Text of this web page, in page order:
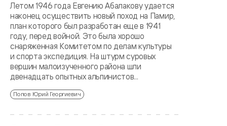
Летом 1946 года Евгению Абалакову удается
наконец осуществить новый поход на Памир,
план которого был разработан еще в 1941
году, перед войной. Это была хорошо
снаряженная Комитетом по делам культуры
и спорта экспедиция. На штурм суровых
вершин малоизученного района шли
двенадцать опытных альпинистов...
Попов Юрий Георгиевич